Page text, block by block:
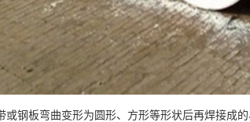
或钢板弯曲变形为圆形、方形等形状后再焊接成